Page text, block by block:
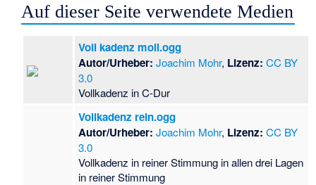
Auf dieser Seite verwendete Medien
Voll kadenz moll.ogg
Autor/Urheber: Joachim Mohr, Lizenz: CC BY
3.0
Vollkadenz in C-Dur
Vollkadenz rein.ogg
Autor/Urheber: Joachim Mohr, Lizenz: CC BY
3.0
Vollkadenz in reiner Stimmung in allen drei Lagen
in reiner Stimmung